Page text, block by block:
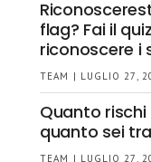
flag? Fai il
riconoscere i
TEAM | LUGLIO 27,
Quanto
quanto sei
TEAM | LUGLIO 27,